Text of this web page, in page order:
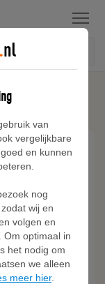
Menu
- Zwart
van
vergelijkbare
en kunnen
nog
wij en
volgen en
Om optimaal in
het nodig om
we alleen
meer hier.